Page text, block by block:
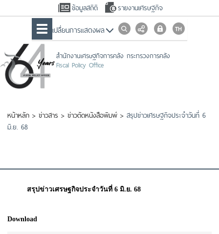
ข้อมูลสถิติ รายงานเศรษฐกิจ
เปลื่ยนการแสดงผล
สำนักงานเศรษฐกิจการคลัง กระทรวงการคลัง
Fiscal Policy Office
หน้าหลัก > ข่าวสาร > ข่าวตัดหนังสือพิมพ์ > สรุปข่าวเศรษฐกิจประจำวันที่ 6
มิ.ย. 68
สรุปข่าวเศรษฐกิจประจำวันที่ 6 มิ.ย. 68
Download